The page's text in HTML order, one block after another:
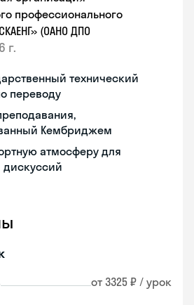
профессионального
(ОАНО ДПО
г.
технический
переводу
Кембриджем
атмосферу для
от 3325 ₽ / урок